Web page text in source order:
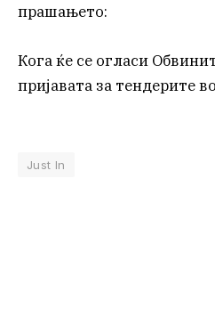
прашањето:
Кога ќе се огласи
пријавата за тендерите
Just In